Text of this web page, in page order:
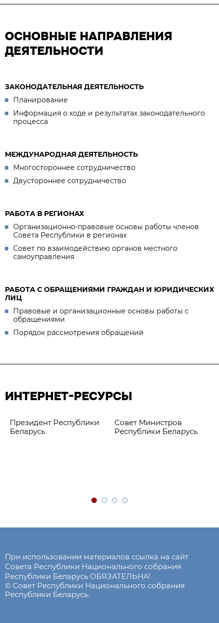
ОСНОВНЫЕ НАПРАВЛЕНИЯ
ДЕЯТЕЛЬНОСТИ
ЗАКОНОДАТЕЛЬНАЯ ДЕЯТЕЛЬНОСТЬ
Планирование
Информация о ходе и результатах законодательного
процесса
МЕЖДУНАРОДНАЯ ДЕЯТЕЛЬНОСТЬ
Многостороннее сотрудничество
Двустороннее сотрудничество
РАБОТА В РЕГИОНАХ
Организационно-правовые основы работы членов
Совета Республики в регионах
Совет по взаимодействию органов местного
самоуправления
РАБОТА С ОБРАЩЕНИЯМИ ГРАЖДАН И ЮРИДИЧЕСКИХ
ЛИЦ
Правовые и организационные основы работы с
обращениями
Порядок рассмотрения обращений
ИНТЕРНЕТ-РЕСУРСЫ
Президент Республики
Беларусь
Совет Министров
Республики Беларусь
При использовании материалов ссылка на сайт
Совета Республики Национального собрания
Республики Беларусь ОБЯЗАТЕЛЬНА!
© Совет Республики Национального собрания
Республики Беларусь.